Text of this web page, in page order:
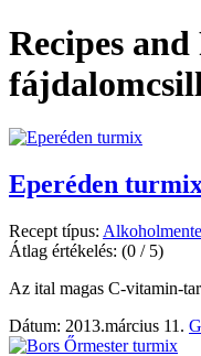
Recipes and
Eperéden
Recept típus:
Átlag értékelés: (0 / 5)
Az ital magas C-vitamin-
Dátum: 2013.március 11.